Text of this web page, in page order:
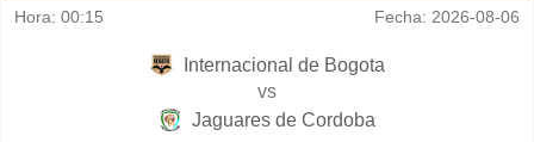
Hora: 00:15 Fecha: 2026-08-06
Internacional de Bogota
vs
Jaguares de Cordoba